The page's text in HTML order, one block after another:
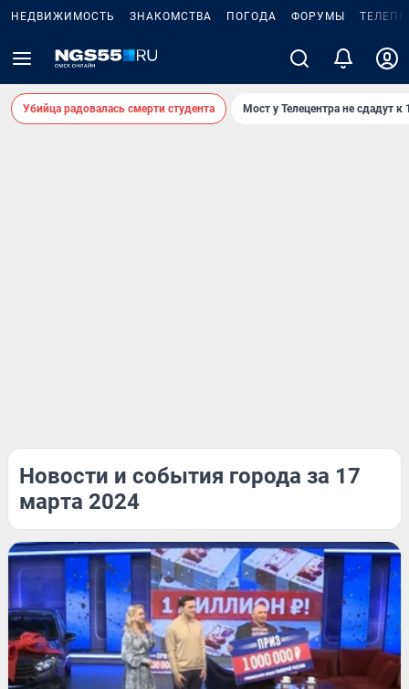
НЕДВИЖИМОСТЬ ЗНАКОМСТВА ПОГОДА ФОРУМЫ
Убийца радовалась смерти студента Мост у Телецентра не сдадут к
Новости и события города за 17
марта 2024